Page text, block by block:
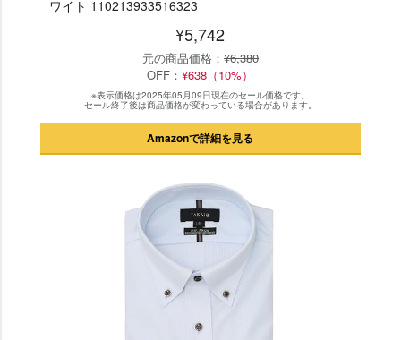
ワイト 110213933516323
¥5,742
元の商品価格： ¥6,380
OFF：¥638（10%）
※表示価格は2025年05月09日現在のセール価格です。
セール終了後は商品価格が変わっている場合があります。
Amazonで詳細を見る